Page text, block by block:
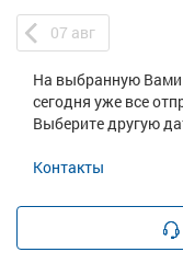
07 авг
На выбранную Вами
сегодня уже все
Выберите другую
Контакты